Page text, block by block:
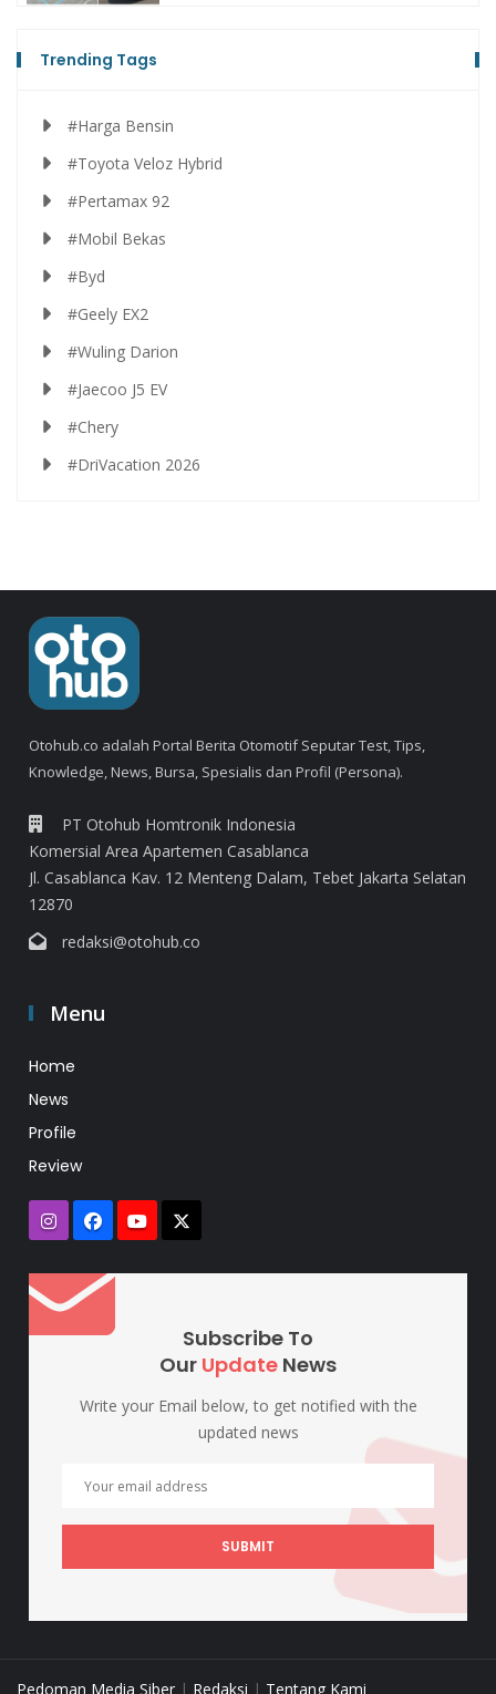
Trending Tags
#Harga Bensin
#Toyota Veloz Hybrid
#Pertamax 92
#Mobil Bekas
#Byd
#Geely EX2
#Wuling Darion
#Jaecoo J5 EV
#Chery
#DriVacation 2026
Otohub.co adalah Portal Berita Otomotif Seputar Test, Tips,
Knowledge, News, Bursa, Spesialis dan Profil (Persona).
PT Otohub Homtronik Indonesia
Komersial Area Apartemen Casablanca
Jl. Casablanca Kav. 12 Menteng Dalam, Tebet Jakarta Selatan
12870
redaksi@otohub.co
Menu
Home
News
Profile
Review
Subscribe To
Our Update News
Write your Email below, to get notified with the
updated news
SUBMIT
Pedoman Media Siber | Redaksi | Tentang Kami